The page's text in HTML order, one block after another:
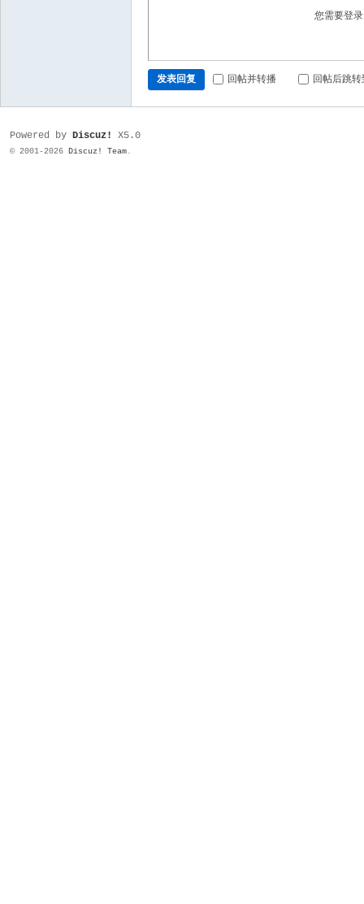
您需要登
发表回复 回帖并转播 回帖后跳
Powered by Discuz! X5.0
© 2001-2026 Discuz! Team.